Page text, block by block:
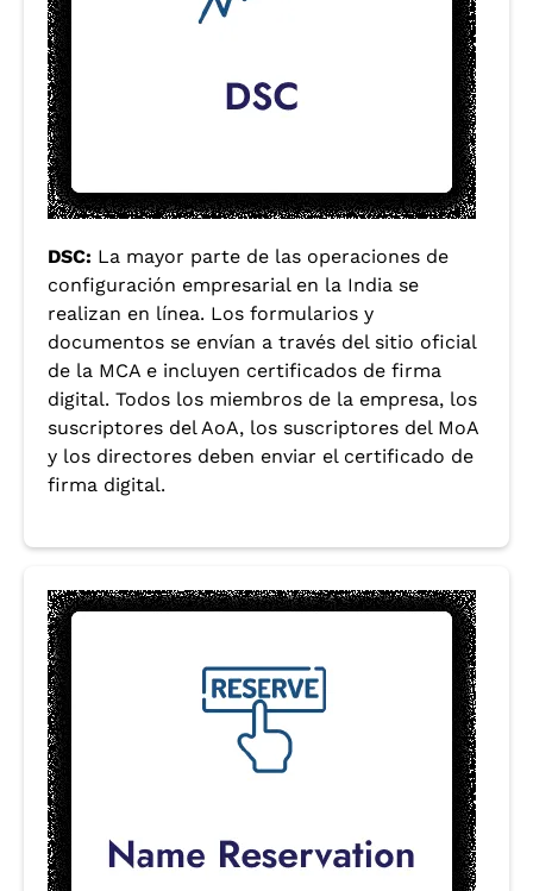
DSC: La mayor parte de las operaciones de
configuración empresarial en la India se
realizan en línea. Los formularios y
documentos se envían a través del sitio oficial
de la MCA e incluyen certificados de firma
digital. Todos los miembros de la empresa, los
suscriptores del AoA, los suscriptores del MoA
y los directores deben enviar el certificado de
firma digital.